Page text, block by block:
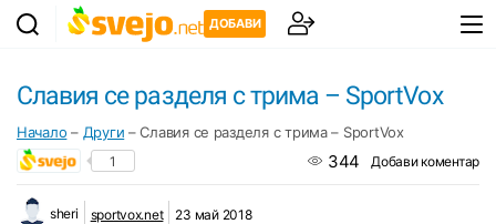
ДОБАВИ
Славия се разделя с трима – SportVox
Начало – Други –Славия се разделя с трима – SportVox
1 344 Добави коментар
sheri sportvox.net 23 май 2018